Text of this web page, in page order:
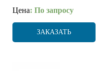
Цена: По запросу
ЗАКАЗАТЬ